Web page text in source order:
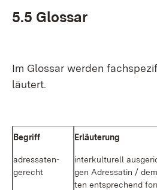
5.5 Glos­sar
Im Glos­sar wer­den
läu­tert.
Be­griff Er­läu­te­rung
adres­sa­ten­
ge­recht
in­ter­kul­tu­rell
gen Adres­sa­tin /
ten ent­spre­chend